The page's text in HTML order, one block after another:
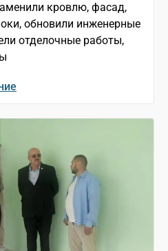
кровлю, фасад,
обновили инженерные
отделочные работы,